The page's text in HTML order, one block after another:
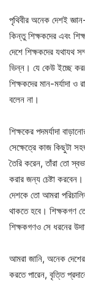
পৃথিবীর অনেক দেশই
কিন্তু শিক্ষকদের এবং
দেশে শিক্ষকদের যথাযথ
ভিন্ন। যে কেউ ইচ্ছে
শিক্ষকদের মান-মর্যাদা ও
বলেন না।
শিক্ষকের পদমর্যাদা
সেক্ষেত্রে কাজ কিছুটা
তৈরি করেন, তাঁরা তো
করার জন্য চেষ্টা
দেশকে তো আমরা
থাকতে হবে। শিক্ষকগণ
শিক্ষকগণও সে ধরনের
আমরা জানি, অনেক দেশের
করতে পারেন, বৃত্তি